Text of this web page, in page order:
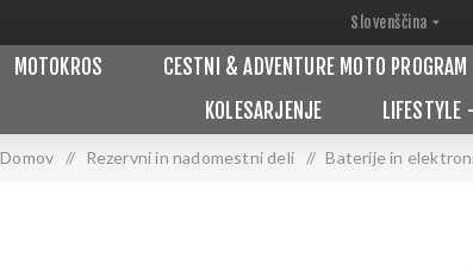
MOTOKROS CESTNI & ADVENTURE MOTO PROGRAM
KOLESARJENJE
Domov / Rezervni in nadomestni deli / Baterije in